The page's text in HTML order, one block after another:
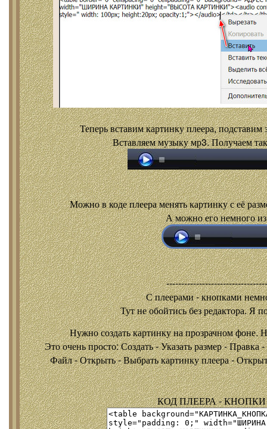
Теперь вставим картинку плеера, подставим
Вставляем музыку мр3. Получаем
Можно в коде плеера менять картинку с её
А можно его немного
С плеерами - кнопками
Тут не обойтись без редактора. Я
Нужно создать картинку на прозрачном фоне.
Это очень просто: Создать - Указать размер -
Файл - Открыть - Выбрать картинку плеера -
КОД ПЛЕЕРА - КНОПКИ